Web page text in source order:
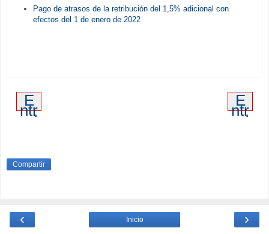
Pago de atrasos de la retribución del 1,5% adicional con
efectos del 1 de enero de 2022
E
ntr
ad
re
ci
E
ntr
ad
Compartir
‹ ›
Inicio